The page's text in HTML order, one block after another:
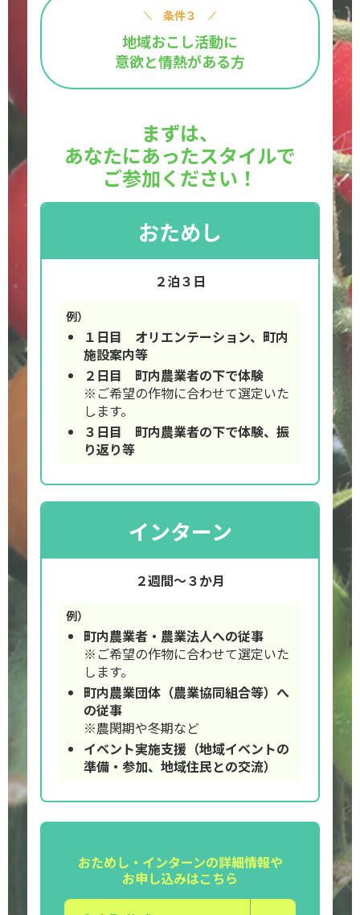
条件３
地域おこし活動に
意欲と情熱がある方
まずは、
あなたにあったスタイルで
ご参加ください！
おためし
２泊３日
例）
１日目 オリエンテーション、町内
施設案内等
２日目 町内農業者の下で体験
※ご希望の作物に合わせて選定いた
します。
３日目 町内農業者の下で体験、振
り返り等
インターン
２週間〜３か月
例）
町内農業者・農業法人への従事
※ご希望の作物に合わせて選定いた
します。
町内農業団体（農業協同組合等）へ
の従事
※農閑期や冬期など
イベント実施支援（地域イベントの
準備・参加、地域住民との交流）
おためし・インターンの詳細情報や
お申し込みはこちら